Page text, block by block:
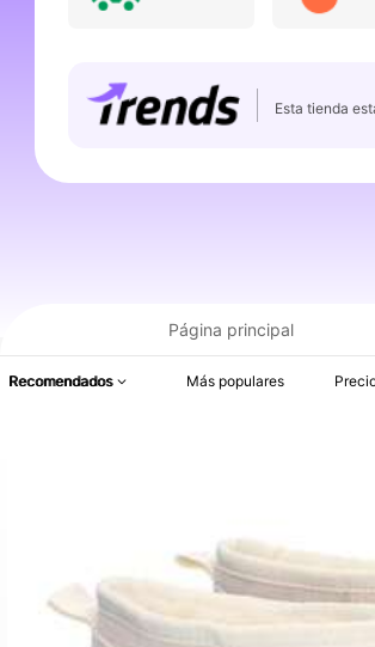
Esta tienda
Página principal
Recomendados Más populares